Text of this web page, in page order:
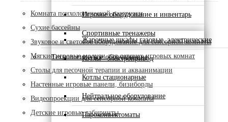
Игровое оборудование и инвентарь
Спортивные тренажеры
Технологическое оборудование
Жарочные шкафы газовые, электрические
Котлы - электропривод
Котлы стационарные
Нейтральное оборудование
Пароконвектоматы
Комната психологической разгрузки
Сухие бассейны
Звуковое и световое оборудование для сенсорной комнаты
Мягкие игровые модули для детских игровых комнат
Столы для песочной терапии и акваанимации
Настенные игровые панели, бизиборды
Видеопроекции для сенсорной комнаты
Детские игровые лабиринты